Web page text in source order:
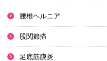
腰椎ヘルニア
股関節痛
足底筋膜炎